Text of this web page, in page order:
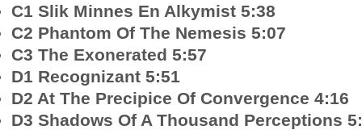
C1 Slik Minnes En Alkymist 5:38
C2 Phantom Of The Nemesis 5:07
C3 The Exonerated 5:57
D1 Recognizant 5:51
D2 At The Precipice Of Convergence 4:16
D3 Shadows Of A Thousand Perceptions